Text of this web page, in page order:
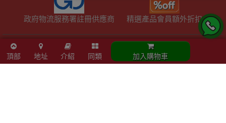
頂部 地址 介紹 同類 加入購物車
政府物流服務署註冊供應商 精選產品會員額外折扣
陳列室資料